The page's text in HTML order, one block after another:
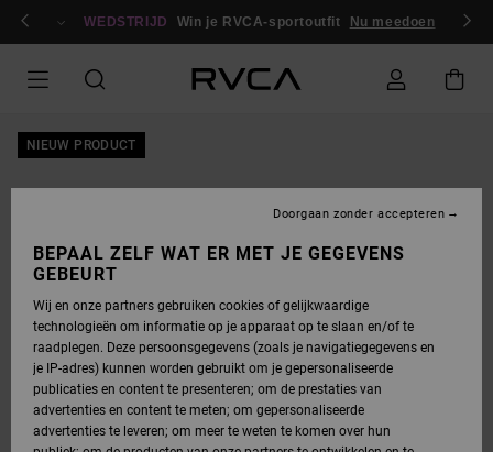
NAAR/ registrerenWEDSTRIJD Win je RVCA-sportoutfit Nu meedoen
NIEUW PRODUCT
BEPAAL ZELF WAT ER MET JE GEGEVENS
GEBEURT
Wij en onze partners gebruiken cookies of gelijkwaardige
technologieën om informatie op je apparaat op te slaan en/of te
raadplegen. Deze persoonsgegevens (zoals je navigatiegegevens en
je IP-adres) kunnen worden gebruikt om je gepersonaliseerde
publicaties en content te presenteren; om de prestaties van
advertenties en content te meten; om gepersonaliseerde
advertenties te leveren; om meer te weten te komen over hun
Doorgaan zonder accepteren